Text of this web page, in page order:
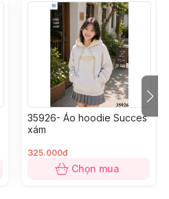
35926- Áo hoodie Succes
xám
325.000đ
Chọn mua